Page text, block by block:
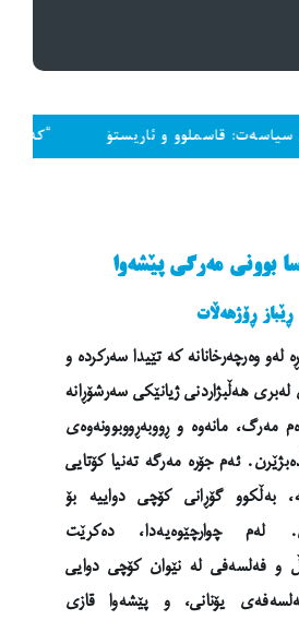
و ئاریستۆ “کەمێک سەر داخە
بوونی مەرگی پێشەوا
ڕێباز ڕۆژهەڵات
لەو وەرچەرخانانە کە تێیدا سەرکردە و
هەڵبژاردنی ژیانێکی سەرشۆڕانە
مەرگ، مانەوە و ڕووبەڕووبوونەوەی
ئەم جۆرە مەرگە تەنیا کۆتایی
بەڵکوو گۆڕانی کۆچی دواییە بۆ
چوارچێوەیەدا، دەکرێت
و فەلسەفی لە نێوان کۆچی دوایی
یۆنانی، و پێشەوا قازی